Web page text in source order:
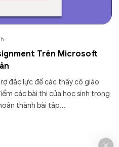
Trên Microsoft
đắc lực để các thầy cô giáo
các bài thi của học sinh trong
thành bài tập...